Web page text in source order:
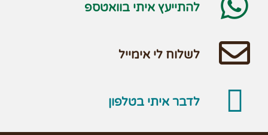
להתייעץ איתי בוואטספ
לשלוח לי אימייל
לדבר איתי בטלפון